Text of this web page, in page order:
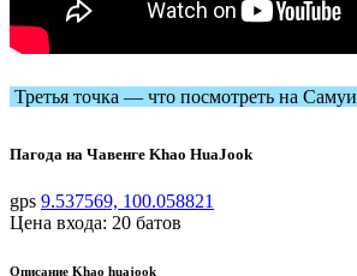
Третья точка — что посмотреть на Самуи
Пагода на Чавенге Khao HuaJook
gps 9.537569, 100.058821
Цена входа: 20 батов
Описание Khao huajook